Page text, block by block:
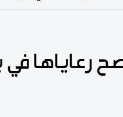
رعاياها في